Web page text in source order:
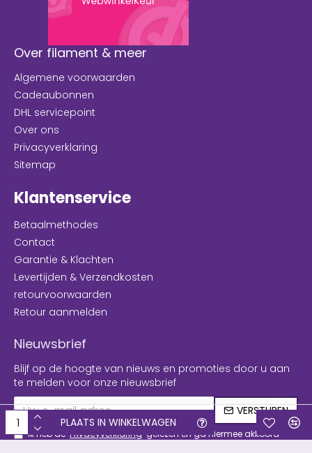
PLAATS IN WINKELWAGEN
Over filament & meer
Algemene voorwaarden
Cadeaubonnen
DHL servicepoint
Over ons
Privacyverklaring
Sitemap
Klantenservice
Betaalmethodes
Contact
Garantie & Klachten
Levertijden & Verzendkosten
retourvoorwaarden
Retour aanmelden
Nieuwsbrief
Blijf op de hoogte van nieuws en promoties door u aan
te melden voor onze nieuwsbrief
VERSTUREN
Ik heb de Privacyverklaring gelezen en ga hiermee akkoord